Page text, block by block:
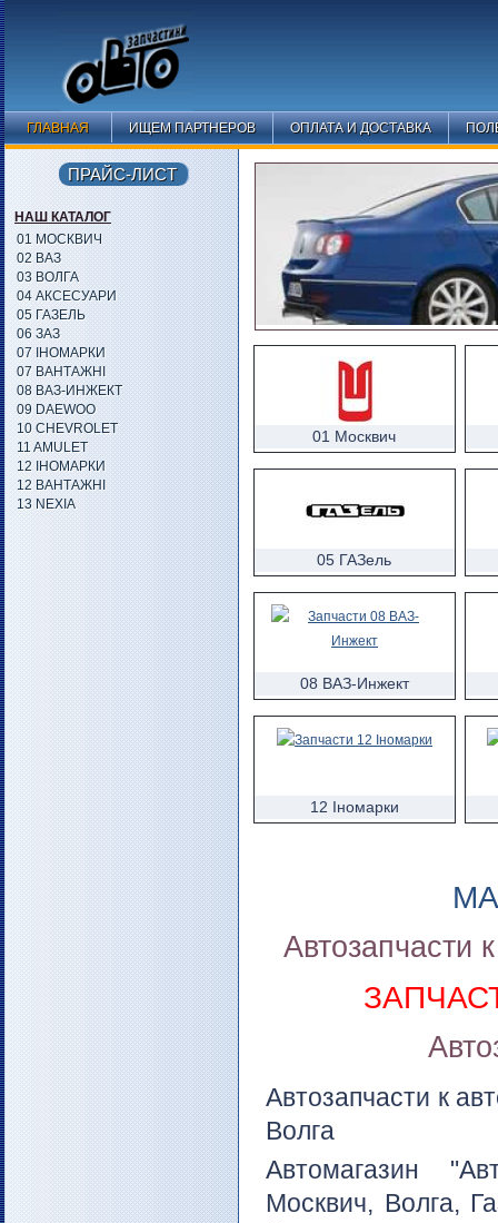
ГЛАВНАЯ ИЩЕМ ПАРТНЕРОВ ОПЛАТА И ДОСТАВКА
01 Москвич
05 ГАЗель
08 ВАЗ-Инжект
12 Іномарки
Автозапчасти
Автозапчасти к
Волга
Автомагазин
Москвич, Волга,
ПРАЙС-ЛИСТ
НАШ КАТАЛОГ
01 МОСКВИЧ
02 ВАЗ
03 ВОЛГА
04 АКСЕСУАРИ
05 ГАЗЕЛЬ
06 ЗАЗ
07 ІНОМАРКИ
07 ВАНТАЖНІ
08 ВАЗ-ИНЖЕКТ
09 DAEWOO
10 CHEVROLET
11 AMULET
12 ІНОМАРКИ
12 ВАНТАЖНІ
13 NEXIA